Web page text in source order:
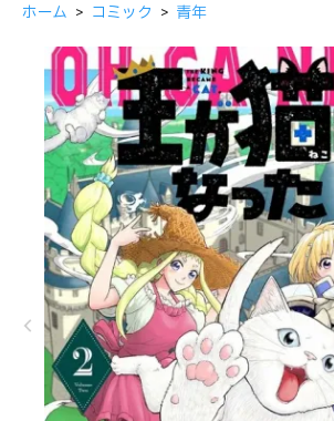
ホーム > コミック > 青年